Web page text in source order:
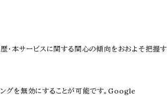
本サービスに関する関心の傾向をおおよそ把握す
グを無効にすることが可能です。Google